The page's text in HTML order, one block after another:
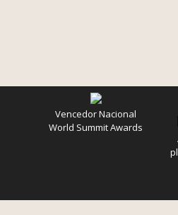
Vencedor Nacional
World Summit Awards